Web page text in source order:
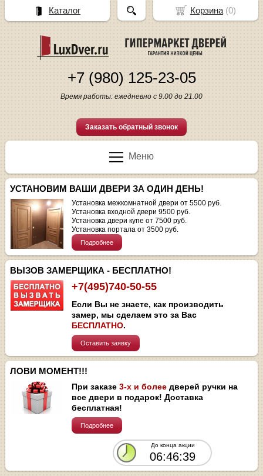
+7 (980) 125-23-05
Время работы: ежедневно с 9.00 до 21.00
Заказать обратный звонок
Меню
УСТАНОВИМ ВАШИ ДВЕРИ ЗА ОДИН ДЕНЬ!
Установка межкомнатной двери от 5500 руб.
Установка входной двери 9500 руб.
Установка двери купе от 7500 руб.
Установка портала от 3500 руб.
Подробнее
ВЫЗОВ ЗАМЕРЩИКА - БЕСПЛАТНО!
+7(495)740-50-55
Если Вы не знаете, как производить
замер, мы сделаем это за Вас
БЕСПЛАТНО.
Оставить заявку
ЛОВИ МОМЕНТ!!!
При заказе3-х и более дверей ручки на
все двери в подарок! Доставка
бесплатная!
Подробнее
До конца акции
06:46:39
Корзина(0)
Каталог